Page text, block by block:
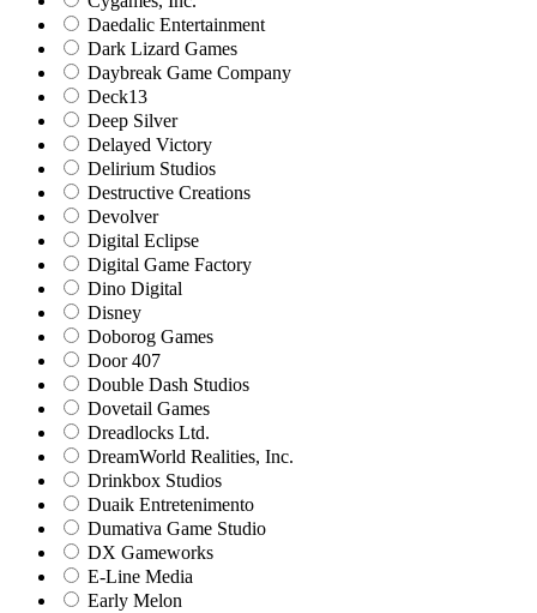
Daedalic Entertainment
Dark Lizard Games
Daybreak Game Company
Deck13
Deep Silver
Delayed Victory
Delirium Studios
Destructive Creations
Devolver
Digital Eclipse
Digital Game Factory
Dino Digital
Disney
Doborog Games
Door 407
Double Dash Studios
Dovetail Games
Dreadlocks Ltd.
DreamWorld Realities, Inc.
Drinkbox Studios
Duaik Entretenimento
Dumativa Game Studio
DX Gameworks
E-Line Media
Early Melon